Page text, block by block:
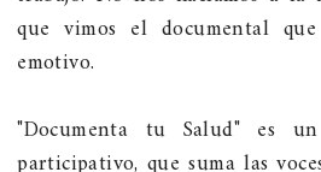
que vimos el documental
emotivo.
"Documenta tu Salud" es
participativo, que suma las